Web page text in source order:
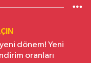
dönem! Yeni
oranları